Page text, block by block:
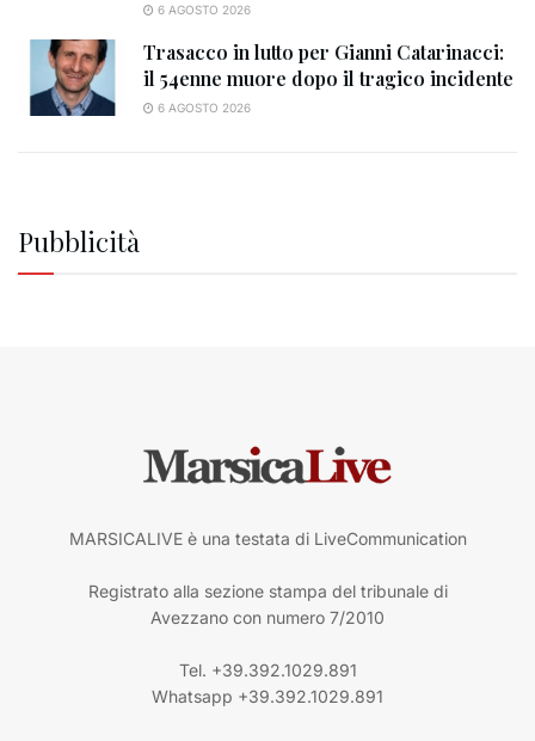
6 AGOSTO 2026
Trasacco in lutto per Gianni Catarinacci:
il 54enne muore dopo il tragico incidente
6 AGOSTO 2026
Pubblicità
MARSICALIVE è una testata di LiveCommunication
Registrato alla sezione stampa del tribunale di
Avezzano con numero 7/2010
Tel. +39.392.1029.891
Whatsapp +39.392.1029.891